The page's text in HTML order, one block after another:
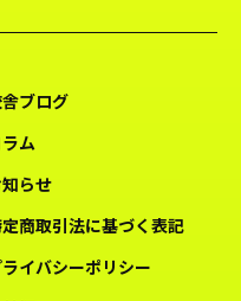
ブログ
ム
らせ
商取引法に基づく表記
イバシーポリシー